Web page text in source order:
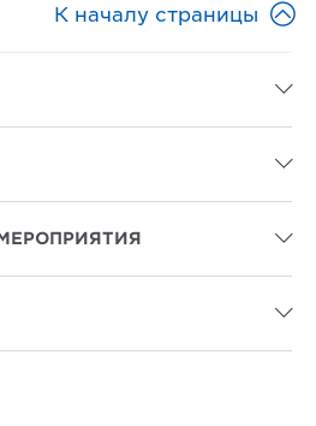
К началу страницы 



